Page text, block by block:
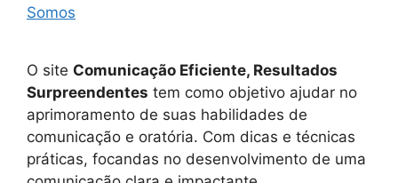
Somos
O site Comunicação Eficiente, Resultados
Surpreendentes tem como objetivo ajudar no
aprimoramento de suas habilidades de
comunicação e oratória. Com dicas e técnicas
práticas, focandas no desenvolvimento de uma